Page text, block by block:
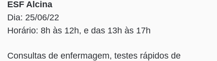
ESF Alcina
Dia: 25/06/22
Horário: 8h às 12h, e das 13h às 17h
Consultas de enfermagem, testes rápidos de